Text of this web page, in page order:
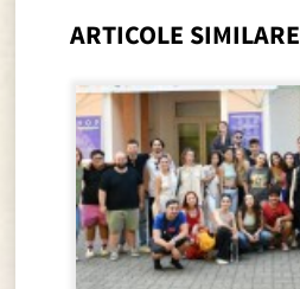
ARTICOLE SIMILARE